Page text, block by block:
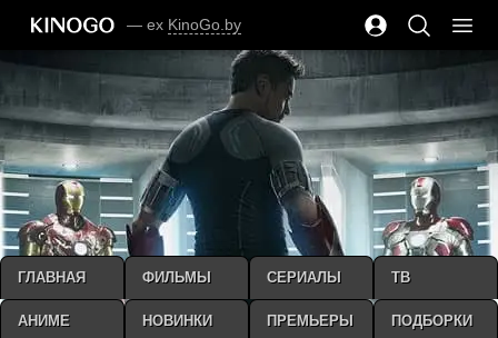
— ex KinoGo.by
ГЛАВНАЯ ФИЛЬМЫ СЕРИАЛЫ ТВ
АНИМЕ НОВИНКИ ПРЕМЬЕРЫ ПОДБОРКИ